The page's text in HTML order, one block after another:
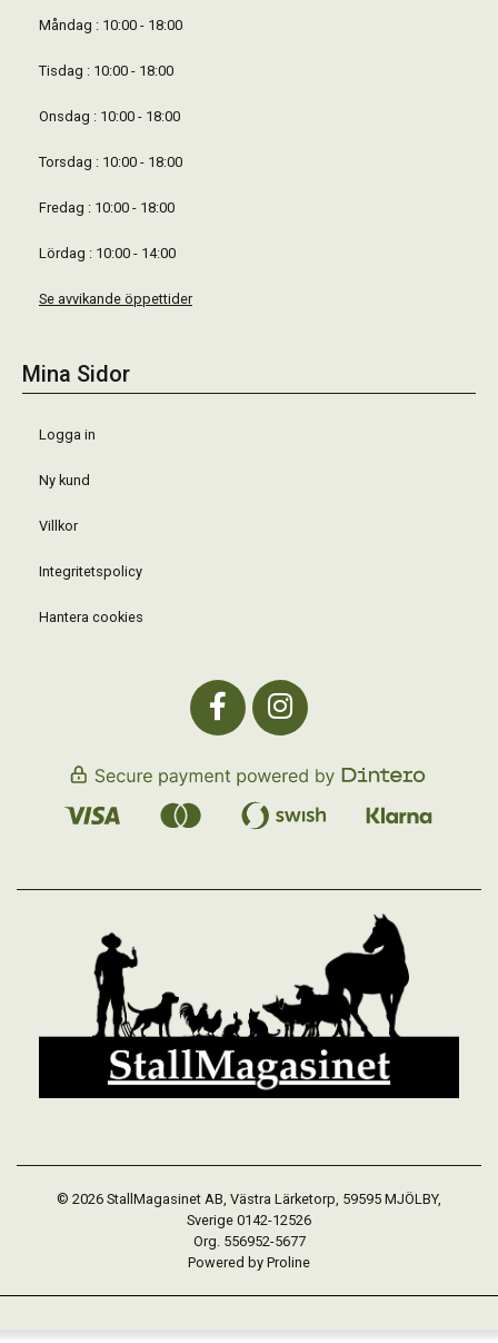
Måndag : 10:00 - 18:00
Tisdag : 10:00 - 18:00
Onsdag : 10:00 - 18:00
Torsdag : 10:00 - 18:00
Fredag : 10:00 - 18:00
Lördag : 10:00 - 14:00
Se avvikande öppettider
Mina Sidor
Logga in
Ny kund
Villkor
Integritetspolicy
Hantera cookies
© 2026 StallMagasinet AB, Västra Lärketorp, 59595 MJÖLBY,
Sverige 0142-12526
Org. 556952-5677
Powered by Proline